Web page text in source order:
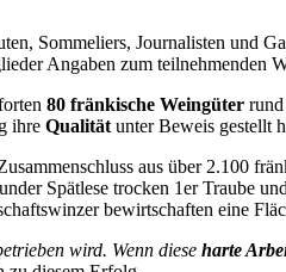
Sommeliers, Journalisten und
Angaben zum teilnehmenden
80 fränkische Weingüter rund
ihre Qualität unter Beweis gestellt
aus über 2.100
Spätlese trocken 1er Traube
bewirtschaften eine
wird. Wenn diese harte